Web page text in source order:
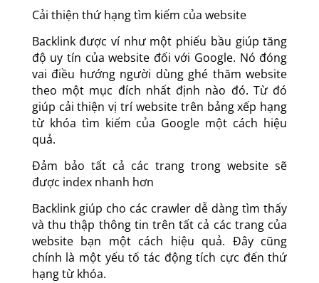
Cải thiện thứ hạng tìm kiếm của website
Backlink được ví như một phiếu bầu giúp tăng
độ uy tín của website đối với Google. Nó đóng
vai điều hướng người dùng ghé thăm website
theo một mục đích nhất định nào đó. Từ đó
giúp cải thiện vị trí website trên bảng xếp hạng
từ khóa tìm kiếm của Google một cách hiệu
quả.
Đảm bảo tất cả các trang trong website sẽ
được index nhanh hơn
Backlink giúp cho các crawler dễ dàng tìm thấy
và thu thập thông tin trên tất cả các trang của
website bạn một cách hiệu quả. Đây cũng
chính là một yếu tố tác động tích cực đến thứ
hạng từ khóa.